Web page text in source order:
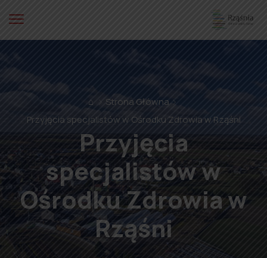
⌂
Strona Główna
Przyjęcia specjalistów w Ośrodku Zdrowia w Rząśni
Przyjęcia
specjalistów w
Ośrodku Zdrowia w
Rząśni